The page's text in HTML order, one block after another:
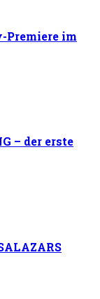
Premiere im
– der erste